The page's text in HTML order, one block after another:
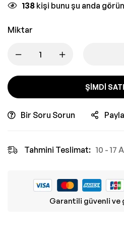
138 kişi bunu şu anda
Miktar
ŞIMDI
Bir Soru Sorun
Tahmini Teslimat: 10 - 17
Garantili güvenli ve